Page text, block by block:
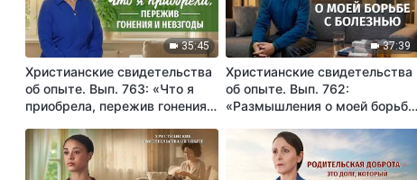
35:45
Христианские свидетельства
об опыте. Вып. 763: «Что я
приобрела, пережив гонения и
37:39
Христианские свидетельства
об опыте. Вып. 762:
«Размышления о моей борьбе